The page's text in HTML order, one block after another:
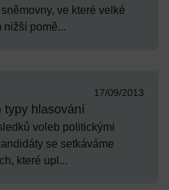
ve které velké
nižší pomě...
17/09/2013
typy hlasování
voleb politickými
se setkáváme
které upl...